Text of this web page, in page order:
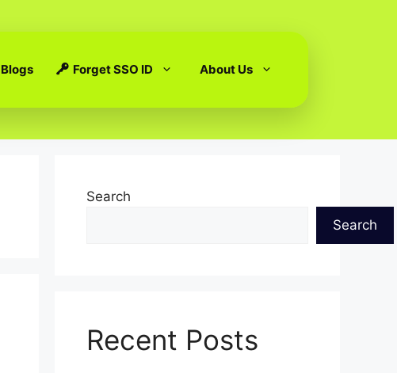
Blogs Forget SSO ID About Us
Search
Search
Recent Posts